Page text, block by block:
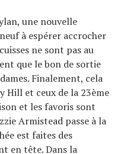
une nouvelle
à espérer accrocher
ne sont pas au
que le bon de sortie
Finalement, cela
Hill et ceux de la 23ème
et les favoris sont
Armistead passe à la
est faites des
en tête. Dans la